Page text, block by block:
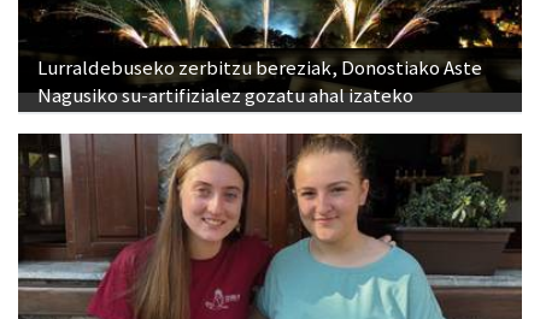
Lurraldebuseko zerbitzu bereziak, Donostiako Aste
Nagusiko su-artifizialez gozatu ahal izateko